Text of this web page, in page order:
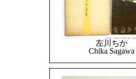
左川ちか
Chika Sagawa